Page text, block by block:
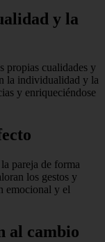
y la
propias cualidades y
la individualidad y la
y enriqueciéndose
pareja de forma
los gestos y
emocional y el
al cambio